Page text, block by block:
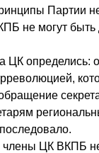
Партии
не могут
ЦК
ЦК ВКПБ